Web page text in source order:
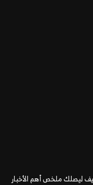
ليصلك ملخص أهم الأخبار